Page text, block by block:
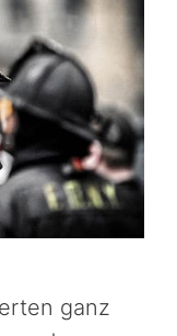
ganz